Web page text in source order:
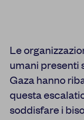
Le
umani presenti
Gaza hanno
questa
soddisfare i